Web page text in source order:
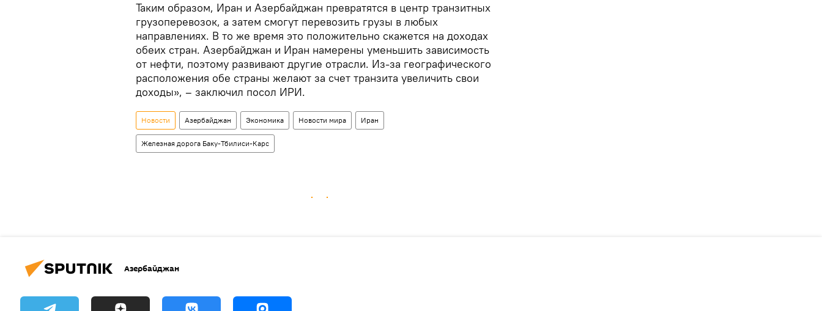
Таким образом, Иран и Азербайджан превратятся в центр транзитных
грузоперевозок, а затем смогут перевозить грузы в любых
направлениях. В то же время это положительно скажется на доходах
обеих стран. Азербайджан и Иран намерены уменьшить зависимость
от нефти, поэтому развивают другие отрасли. Из-за географического
расположения обе страны желают за счет транзита увеличить свои
доходы», – заключил посол ИРИ.
Новости Азербайджан Экономика Новости мира Иран
Железная дорога Баку-Тбилиси-Карс
Азербайджан